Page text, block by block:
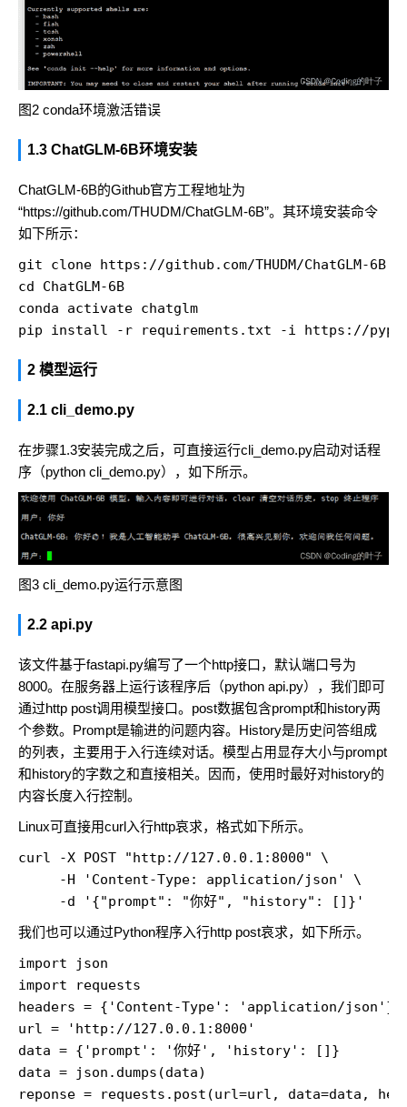
图2 conda环境激活错误
1.3 ChatGLM-6B环境安装
ChatGLM-6B的Github官方工程地址为
“https://github.com/THUDM/ChatGLM-6B”。其环境安装命令
如下所示：
git clone https://github.com/THUDM/ChatGLM-
cd ChatGLM-6B
conda activate chatglm
pip install -r requirements.txt -i https://
2 模型运行
2.1 cli_demo.py
在步骤1.3安装完成之后，可直接运行cli_demo.py启动对话程
序（python cli_demo.py），如下所示。
图3 cli_demo.py运行示意图
2.2 api.py
该文件基于fastapi.py编写了一个http接口，默认端口号为
8000。在服务器上运行该程序后（python api.py），我们即可
通过http post调用模型接口。post数据包含prompt和history两
个参数。Prompt是输进的问题内容。History是历史问答组成
的列表，主要用于入行连续对话。模型占用显存大小与prompt
和history的字数之和直接相关。因而，使用时最好对history的
内容长度入行控制。
Linux可直接用curl入行http哀求，格式如下所示。
curl -X POST "http://127.0.0.1:8000" \
     -H 'Content-Type: application/json' \
     -d '{"prompt": "你好", "history": []}'
我们也可以通过Python程序入行http post哀求，如下所示。
import json
import requests
headers = {'Content-Type': 'application/json'}
url = 'http://127.0.0.1:8000'
data = {'prompt': '你好', 'history': []}
data = json.dumps(data)
reponse = requests.post(url=url, data=data,